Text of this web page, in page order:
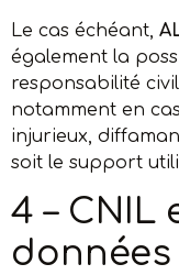
Le cas échéant,
également la
responsabilité
notamment en
injurieux,
soit le support
4 – CNIL